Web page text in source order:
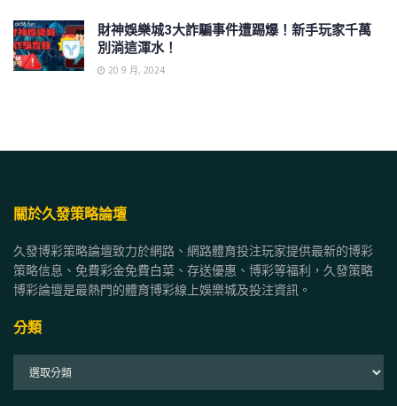
財神娛樂城3大詐騙事件遭踢爆！新手玩家千萬
別淌這渾水！
20 9 月, 2024
關於久發策略論壇
久發博彩策略論壇致力於網路、網路體育投注玩家提供最新的博彩
策略信息、免費彩金免費白菜、存送優惠、博彩等福利，久發策略
博彩論壇是最熱門的體育博彩線上娛樂城及投注資訊。
分類